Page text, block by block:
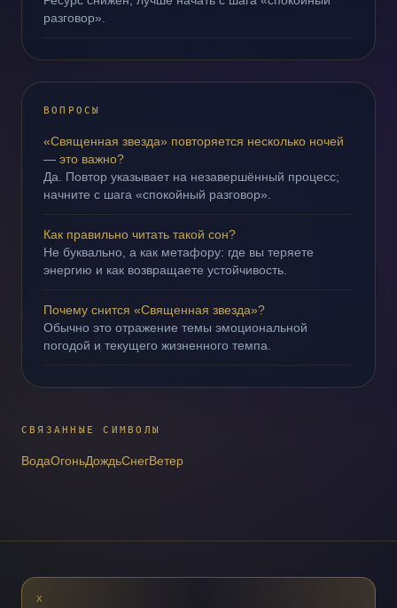
разговор».
ВОПРОСЫ
«Священная звезда» повторяется несколько ночей
— это важно?
Да. Повтор указывает на незавершённый процесс;
начните с шага «спокойный разговор».
Как правильно читать такой сон?
Не буквально, а как метафору: где вы теряете
энергию и как возвращаете устойчивость.
Почему снится «Священная звезда»?
Обычно это отражение темы эмоциональной
погодой и текущего жизненного темпа.
СВЯЗАННЫЕ СИМВОЛЫ
ВодаОгоньДождьСнегВетер
X